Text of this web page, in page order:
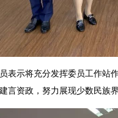
示将充分发挥委员工作站
言资政，努力展现少数民族